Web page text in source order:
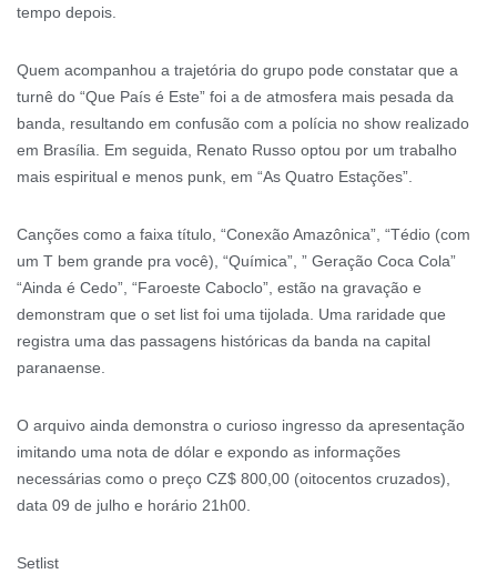
tempo depois.
Quem acompanhou a trajetória do grupo pode constatar que a
turnê do “Que País é Este” foi a de atmosfera mais pesada da
banda, resultando em confusão com a polícia no show realizado
em Brasília. Em seguida, Renato Russo optou por um trabalho
mais espiritual e menos punk, em “As Quatro Estações”.
Canções como a faixa título, “Conexão Amazônica”, “Tédio (com
um T bem grande pra você), “Química”, ” Geração Coca Cola”
“Ainda é Cedo”, “Faroeste Caboclo”, estão na gravação e
demonstram que o set list foi uma tijolada. Uma raridade que
registra uma das passagens históricas da banda na capital
paranaense.
O arquivo ainda demonstra o curioso ingresso da apresentação
imitando uma nota de dólar e expondo as informações
necessárias como o preço CZ$ 800,00 (oitocentos cruzados),
data 09 de julho e horário 21h00.
Setlist